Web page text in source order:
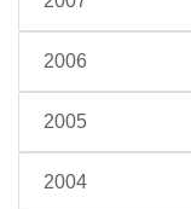
2006
2005
2004